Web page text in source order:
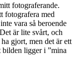
fotograferande.
fotografera med
vara så beroende
är lite svårt, och
gjort, men det är ett
ligger i ”mina